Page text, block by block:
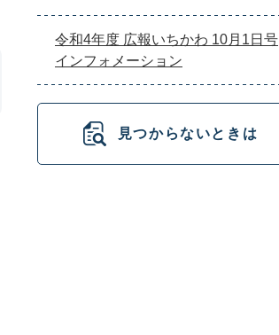
令和4年度 広報いちかわ 10月1日号
インフォメーション
見つからないときは